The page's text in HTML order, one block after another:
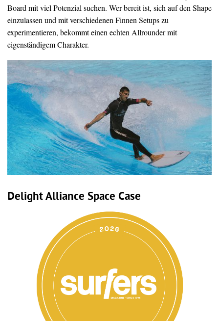
Board mit viel Potenzial suchen. Wer bereit ist, sich auf den Shape
einzulassen und mit verschiedenen Finnen Setups zu
experimentieren, bekommt einen echten Allrounder mit
eigenständigem Charakter.
Delight Alliance Space Case